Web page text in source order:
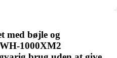
med bøjle og
1000XM2